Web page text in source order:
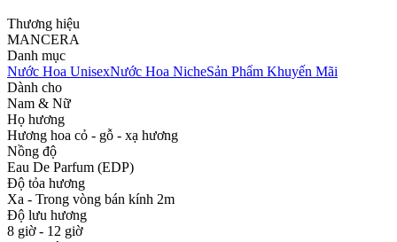
Thương hiệu
MANCERA
Danh mục
Nước Hoa UnisexNước Hoa NicheSản Phẩm Khuyến Mãi
Dành cho
Nam & Nữ
Họ hương
Hương hoa cỏ - gỗ - xạ hương
Nồng độ
Eau De Parfum (EDP)
Độ tỏa hương
Xa - Trong vòng bán kính 2m
Độ lưu hương
8 giờ - 12 giờ